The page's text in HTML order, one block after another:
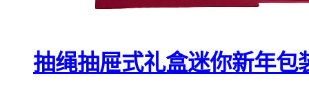
抽绳抽屉式礼盒迷你新年包